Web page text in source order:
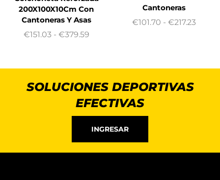
200X100X10Cm Con
Cantoneras Y Asas
€151.03 - €379.59
Cantoneras
€101.70 - €217.23
SOLUCIONES DEPORTIVAS
EFECTIVAS
INGRESAR